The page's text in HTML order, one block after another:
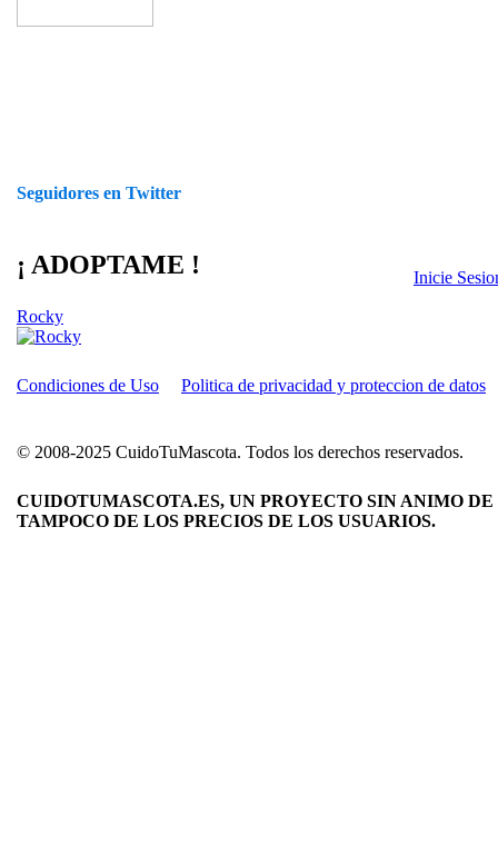
Seguidores en Twitter
¡ ADOPTAME !
Rocky
Inicie
Condiciones de Uso Politica de privacidad y proteccion de datos
© 2008-2025 CuidoTuMascota. Todos los derechos reservados.
CUIDOTUMASCOTA.ES, UN PROYECTO SIN ANIMO
TAMPOCO DE LOS PRECIOS DE LOS USUARIOS.